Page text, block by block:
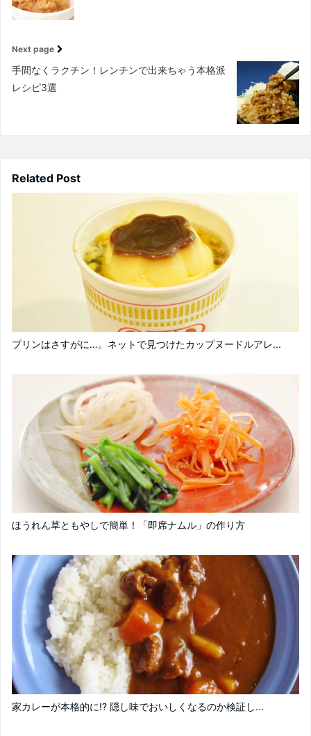
Next page
手間なくラクチン！レンチンで出来ちゃう本格派
レシピ3選
Related Post
プリンはさすがに…。ネットで見つけたカップヌードルアレ...
ほうれん草ともやしで簡単！「即席ナムル」の作り方
家カレーが本格的に!? 隠し味でおいしくなるのか検証し...